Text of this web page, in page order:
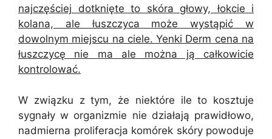
najczęściej dotknięte to skóra głowy, łokcie i
kolana, ale łuszczyca może wystąpić w
dowolnym miejscu na ciele. Yenki Derm cena na
łuszczycę nie ma ale można ją całkowicie
kontrolować.
W związku z tym, że niektóre ile to kosztuje
sygnały w organizmie nie działają prawidłowo,
nadmierna proliferacja komórek skóry powoduje